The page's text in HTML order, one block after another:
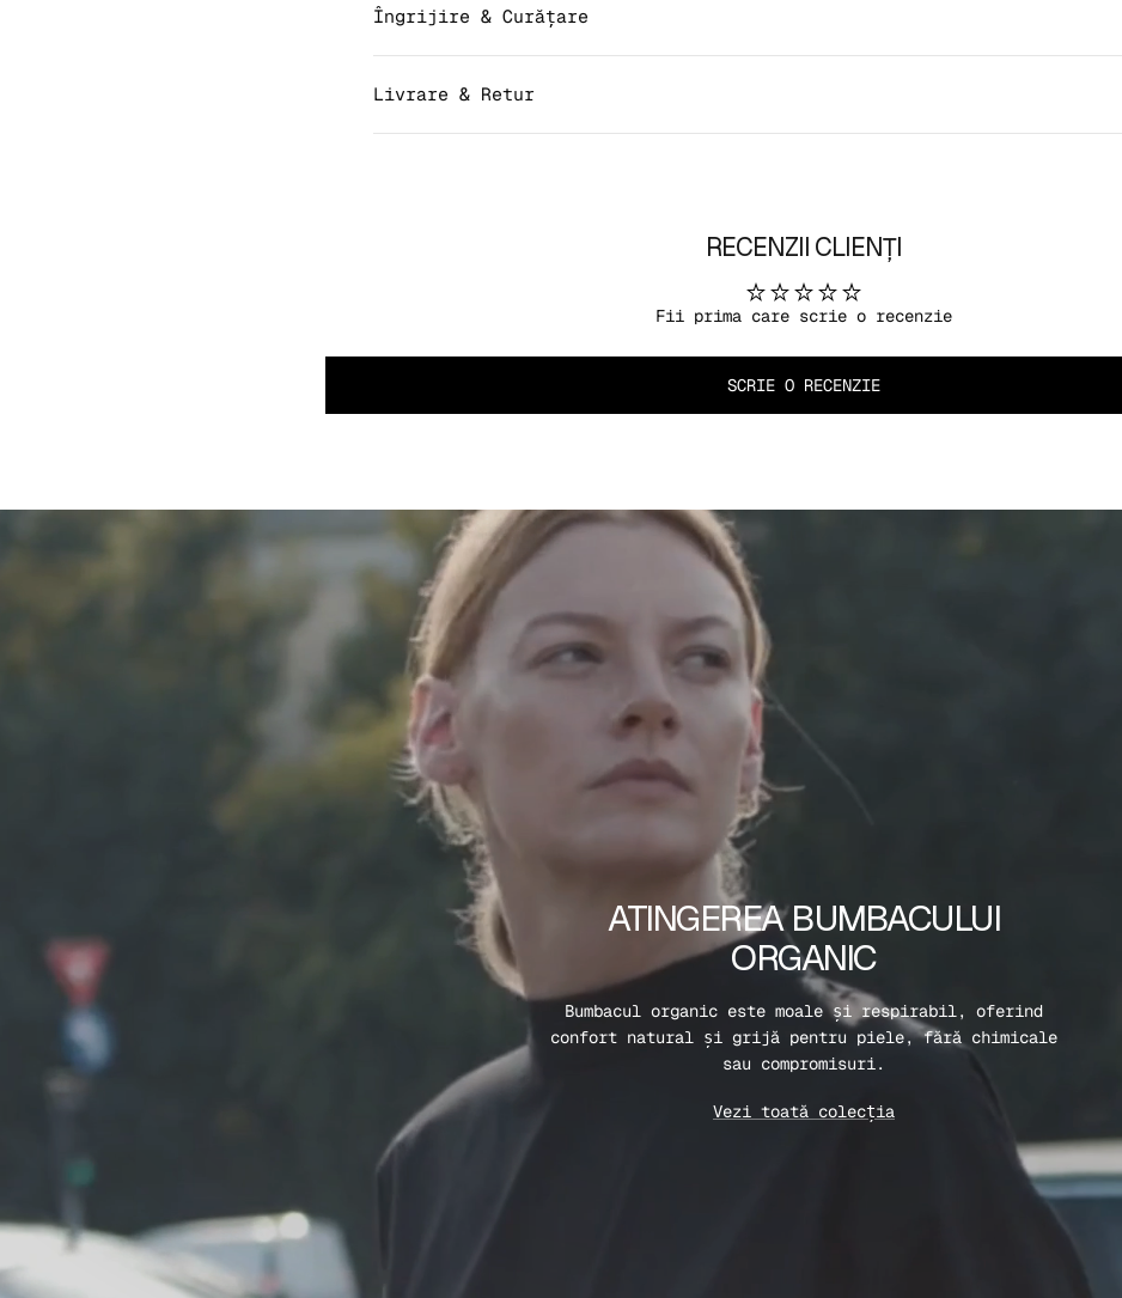
Îngrijire & Curățare
Livrare & Retur
RECENZII CLIENȚI
Fii prima care scrie o recenzie
SCRIE O RECENZIE
ATINGEREA BUMBACULUI
ORGANIC
Bumbacul organic este moale și respirabil, oferind
confort natural și grijă pentru piele, fără chimicale
sau compromisuri.
Vezi toată colecția